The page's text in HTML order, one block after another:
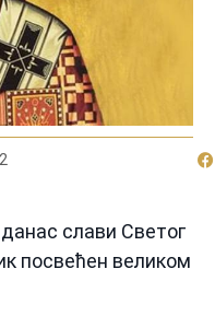
слави Светог
посвећен великом